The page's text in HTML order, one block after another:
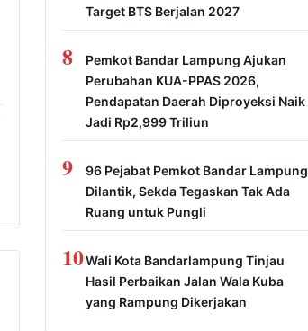
Target BTS Berjalan 2027
8
Pemkot Bandar Lampung Ajukan
Perubahan KUA-PPAS 2026,
Pendapatan Daerah Diproyeksi Naik
Jadi Rp2,999 Triliun
9
96 Pejabat Pemkot Bandar Lampung
Dilantik, Sekda Tegaskan Tak Ada
Ruang untuk Pungli
10Wali Kota Bandarlampung Tinjau
Hasil Perbaikan Jalan Wala Kuba
yang Rampung Dikerjakan